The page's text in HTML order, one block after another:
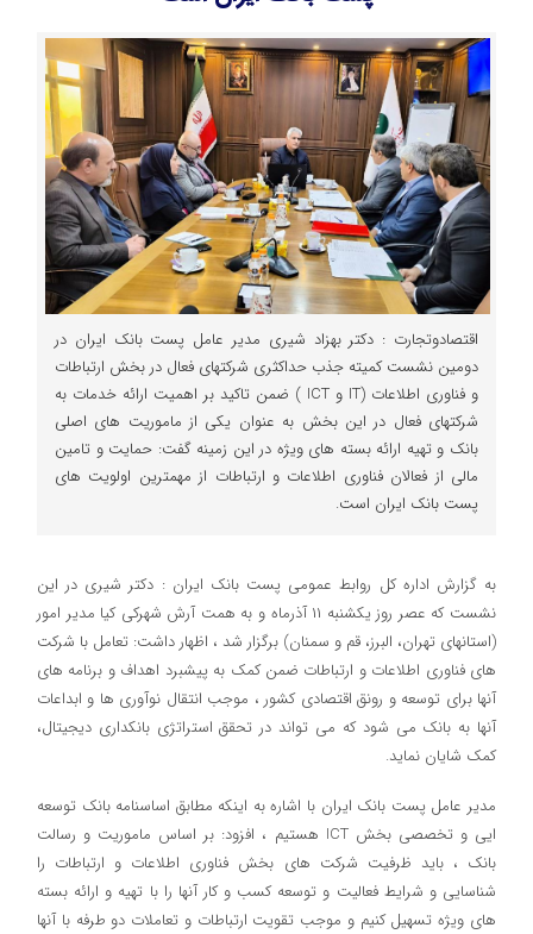
اقتصادوتجارت : دکتر بهزاد شیری مدیر عامل پست بانک ایران در
دومین نشست کمیته جذب حداکثری شرکتهای فعال در بخش ارتباطات
و فناوری اطلاعات (IT و ICT ) ضمن تاکید بر اهمیت ارائه خدمات به
شرکتهای فعال در این بخش به عنوان یکی از ماموریت های اصلی
بانک و تهیه ارائه بسته های ویژه در این زمینه گفت: حمایت و تامین
مالی از فعالان فناوری اطلاعات و ارتباطات از مهمترین اولویت های
پست بانک ایران است.
به گزارش اداره کل روابط عمومی پست بانک ایران : دکتر شیری در این
نشست که عصر روز یکشنبه ۱۱ آذرماه و به همت آرش شهرکی کیا مدیر امور
(استانهای تهران، البرز، قم و سمنان) برگزار شد ، اظهار داشت: تعامل با شرکت
های فناوری اطلاعات و ارتباطات ضمن کمک به پیشبرد اهداف و برنامه های
آنها برای توسعه و رونق اقتصادی کشور ، موجب انتقال نوآوری ها و ابداعات
آنها به بانک می شود که می تواند در تحقق استراتژی بانکداری دیجیتال،
کمک شایان نماید.
مدیر عامل پست بانک ایران با اشاره به اینکه مطابق اساسنامه بانک توسعه
ایی و تخصصی بخش ICT هستیم ، افزود: بر اساس ماموریت و رسالت
بانک ، باید ظرفیت شرکت های بخش فناوری اطلاعات و ارتباطات را
شناسایی و شرایط فعالیت و توسعه کسب و کار آنها را با تهیه و ارائه بسته
های ویژه تسهیل کنیم و موجب تقویت ارتباطات و تعاملات دو طرفه با آنها